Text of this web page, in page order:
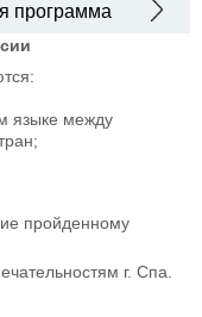
программа
языке между
пройденному
г. Спа.